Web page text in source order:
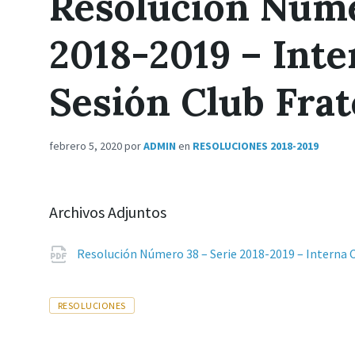
2018-2019 –
Sesión Club
febrero 5, 2020porADMIN en RESOLUCIONES 2018-2019
Archivos Adjuntos
Resolución Número 38 – Serie 2018-2019 – Interna
Tags
RESOLUCIONES